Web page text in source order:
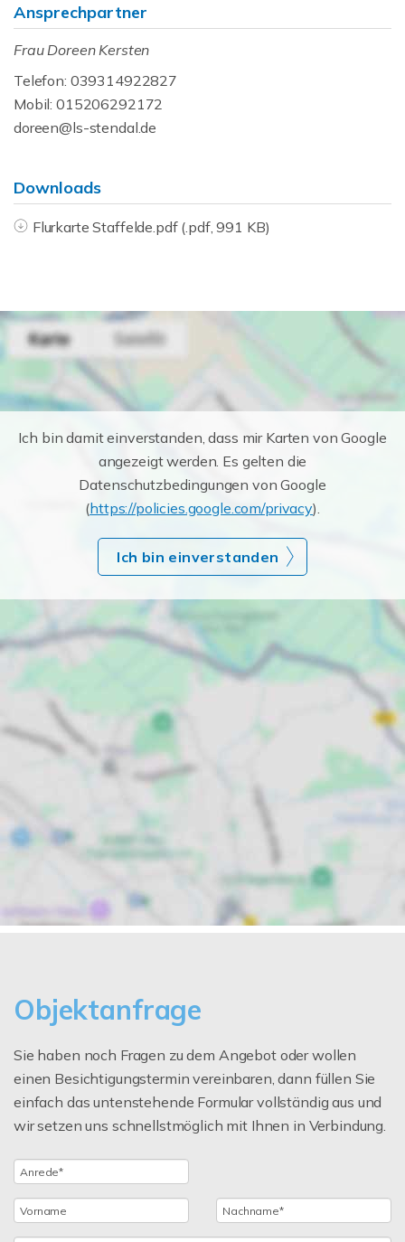
Ansprechpartner
Frau Doreen Kersten
Telefon: 039314922827
Mobil: 015206292172
doreen@ls-stendal.de
Downloads
Flurkarte Staffelde.pdf (.pdf, 991 KB)
Ich bin damit einverstanden, dass mir Karten von Google
angezeigt werden. Es gelten die
Datenschutzbedingungen von Google
(https://policies.google.com/privacy).
Ich bin einverstanden
Objektanfrage
Sie haben noch Fragen zu dem Angebot oder wollen
einen Besichtigungstermin vereinbaren, dann füllen Sie
einfach das untenstehende Formular vollständig aus und
wir setzen uns schnellstmöglich mit Ihnen in Verbindung.